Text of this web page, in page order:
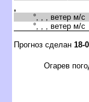
,
°, , , ветер м/с
°, , , ветер м/с
Прогноз сделан 18-
Огарев